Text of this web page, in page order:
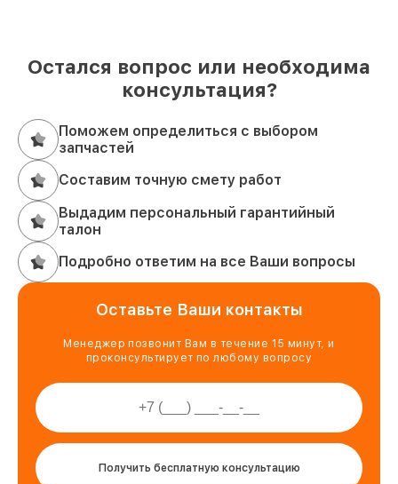
Остался вопрос или необходима
консультация?
Поможем определиться с выбором
запчастей
Составим точную смету работ
Выдадим персональный гарантийный
талон
Подробно ответим на все Ваши вопросы
Оставьте Ваши контакты
Менеджер позвонит Вам в течение 15 минут, и
проконсультирует по любому вопросу
Получить бесплатную консультацию